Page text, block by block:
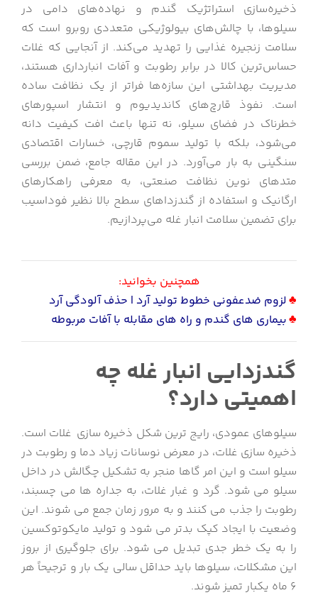
ذخیره‌سازی استراتژیک گندم و نهاده‌های دامی در
سیلوها، با چالش‌های بیولوژیکی متعددی روبرو است که
سلامت زنجیره غذایی را تهدید می‌کند. از آنجایی که غلات
حساس‌ترین کالا در برابر رطوبت و آفات انبارداری هستند،
مدیریت بهداشتی این سازه‌ها فراتر از یک نظافت ساده
است. نفوذ قارچ‌های کاندیدیوم و انتشار اسپورهای
خطرناک در فضای سیلو، نه تنها باعث افت کیفیت دانه
می‌شود، بلکه با تولید سموم قارچی، خسارات اقتصادی
سنگینی به بار می‌آورد. در این مقاله جامع، ضمن بررسی
متدهای نوین نظافت صنعتی، به معرفی راهکارهای
ارگانیک و استفاده از گندزداهای سطح بالا نظیر فوداسیب
برای تضمین سلامت انبار غله می‌پردازیم.
همچنین بخوانید:
♣لزوم ضدعفونی خطوط تولید آرد | حذف آلودگی آرد
♣بیماری های گندم و راه های مقابله با آفات مربوطه
گندزدایی انبار غله چه
اهمیتی دارد؟
سیلوهای عمودی، رایج ترین شکل ذخیره سازی غلات است.
ذخیره سازی غلات، در معرض نوسانات زیاد دما و رطوبت در
سیلو است و این امر گاها منجر به تشکیل چگالش در داخل
سیلو می شود. گرد و غبار غلات، به جداره ها می چسبند،
رطوبت را جذب می کنند و به مرور زمان جمع می شوند. این
وضعیت با ایجاد کپک بدتر می شود و تولید مایکوتوکسین
را به یک خطر جدی تبدیل می شود. برای جلوگیری از بروز
این مشکلات، سیلوها باید حداقل سالی یک بار و ترجیحاً هر
6 ماه یکبار تمیز شوند.